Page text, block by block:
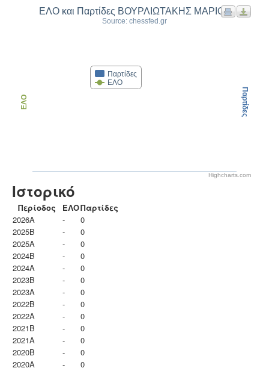
ΕΛΟ και Παρτίδες ΒΟΥΡΛΙΩΤΑΚΗΣ ΜΑΡΙΟΣ
Source: chessfed.gr
Παρτίδες
ΕΛΟ
ΕΛΟ Παρτίδες
Highcharts.com
Ιστορικό
Περίοδος ΕΛΟΠαρτίδες
2026A
-
0
2025B
-
0
2025A
-
0
2024B
-
0
2024A
-
0
2023B
-
0
2023Α
-
0
2022B
-
0
2022A
-
0
2021B
-
0
2021A
-
0
2020B
-
0
2020A
- 0